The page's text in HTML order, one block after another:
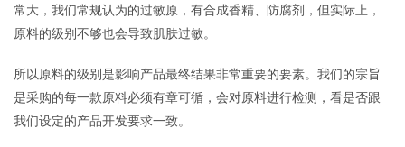
常大，我们常规认为的过敏原，有合成香精、防腐剂，但实际上，
原料的级别不够也会导致肌肤过敏。
所以原料的级别是影响产品最终结果非常重要的要素。我们的宗旨
是采购的每一款原料必须有章可循，会对原料进行检测，看是否跟
我们设定的产品开发要求一致。